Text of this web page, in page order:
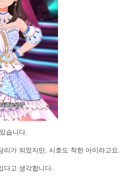
습니다.
리가 되었지만, 시호도 착한 아이라고요.
다고 생각합니다.